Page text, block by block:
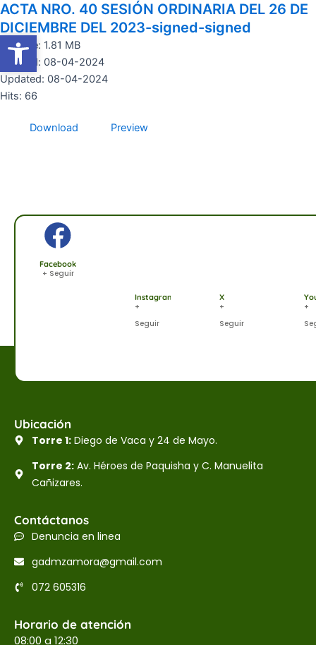
Abrir barra de herramientas
Ir
al
contenido
ACTA NRO. 40 SESIÓN ORDINARIA DEL 26 DE
DICIEMBRE DEL 2023-signed-signed
File size: 1.81 MB
Created: 08-04-2024
Updated: 08-04-2024
Hits: 66
Download Preview
Facebook
+ Seguir
Instagram
+
Seguir
X
+
Seguir
+
Ubicación
Torre 1:Diego de Vaca y 24 de Mayo.
Torre 2:Av. Héroes de Paquisha y C. Manuelita
Cañizares.
Contáctanos
Denuncia en linea
gadmzamora@gmail.com
072 605316
Horario de atención
08:00 a 12:30
Abrir barra de herramientas